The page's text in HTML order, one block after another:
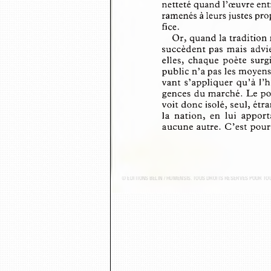
netteté quand l’œuvre
ramenés à leurs justes
fice.
Or, quand la tradition
succèdent pas  mais
elles,  chaque poète
public n ’a pas les
vant s’appliquer qu’à
gences du marché. Le
voit donc isolé, seul,
la  nation,  en  lui
aucune autre.  C ’est
© ÉDITIONS BELIN / HUMENSIS. TOUS DROITS RÉSERVÉS POUR